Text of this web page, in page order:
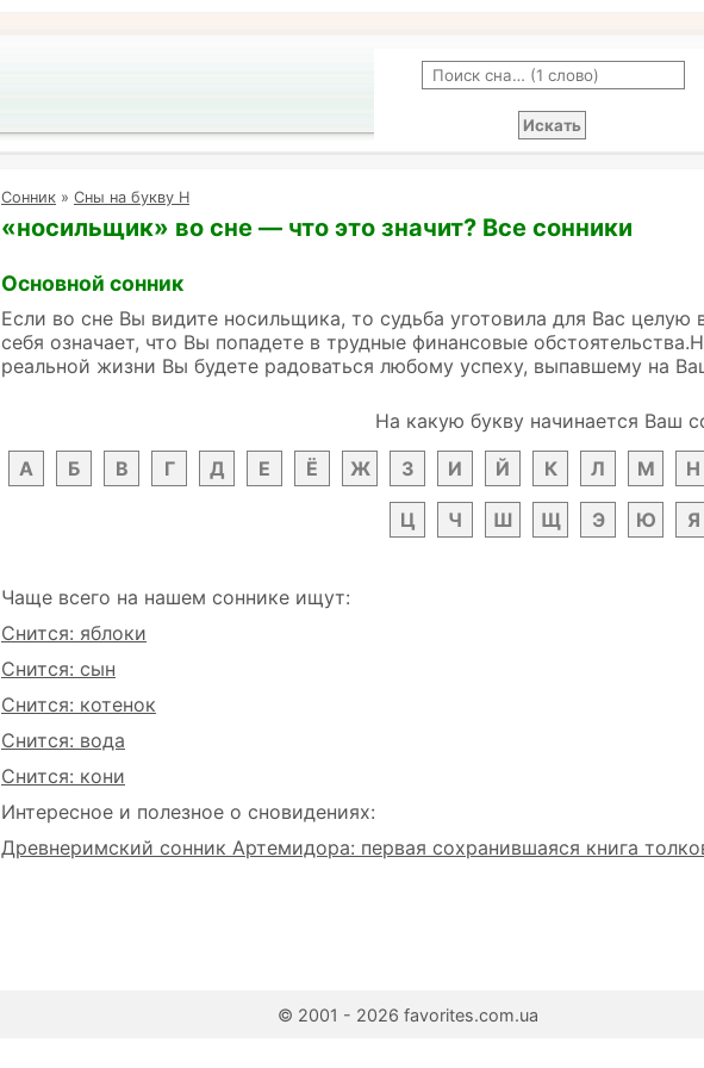
Cонник » Сны на букву Н
«носильщик» во сне — что это значит? Все сонники
Основной сонник
Если во сне Вы видите носильщика, то судьба уготовила для Вас
себя означает, что Вы попадете в трудные финансовые
реальной жизни Вы будете радоваться любому успеху, выпавшему на
На какую букву начинается Ваш
А
Б В Г Д Е Ё Ж З И Й К Л М Н
Ц Ч Ш Щ Э Ю Я
Чаще всего на нашем соннике ищут:
Снится: яблоки
Снится: сын
Снится: котенок
Снится: вода
Снится: кони
Интересное и полезное о сновидениях:
Древнеримский сонник Артемидора: первая сохранившаяся книга
© 2001 - 2026 favorites.com.ua